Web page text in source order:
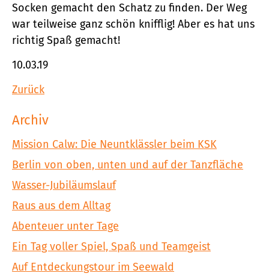
Socken gemacht den Schatz zu finden. Der Weg
war teilweise ganz schön knifflig! Aber es hat uns
richtig Spaß gemacht!
10.03.19
Zurück
Archiv
Mission Calw: Die Neuntklässler beim KSK
Berlin von oben, unten und auf der Tanzfläche
Wasser-Jubiläumslauf
Raus aus dem Alltag
Abenteuer unter Tage
Ein Tag voller Spiel, Spaß und Teamgeist
Auf Entdeckungstour im Seewald